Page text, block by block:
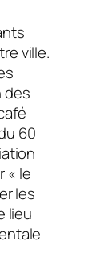
ville.
des
60
« le
les
lieu